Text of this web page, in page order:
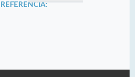
REFERENCIA: